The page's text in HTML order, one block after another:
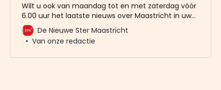
Wilt u ook van maandag tot en met zaterdag vóór
6.00 uur het laatste nieuws over Maastricht in uw
mailbox? Meld u dan gratis aan voor de nieuwbrief
van De Nieuwe Ster. Meer dan 20.000 trouwe lezers
gingen u al voor. Het enige wat wij van u vragen
De Nieuwe Ster Maastricht
Van onze redactie